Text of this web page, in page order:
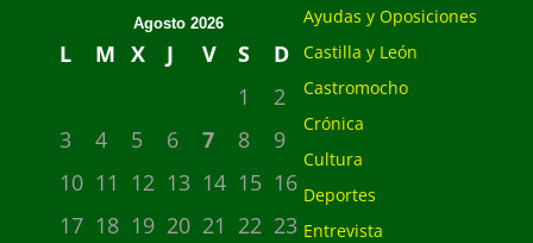
Agosto 2026
L M X J V S
D
1
2
3
4 5 6 7 8
9
10 11 12 13 14 15 16
17 18 19 20 21 22 23
Ayudas y Oposiciones
Castilla y León
Castromocho
Crónica
Cultura
Deportes
Entrevista